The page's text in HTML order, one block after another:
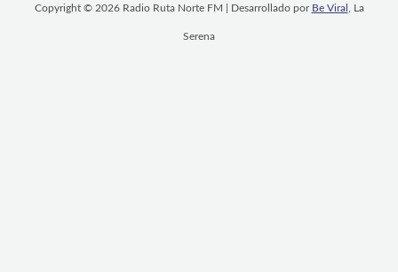
Copyright © 2026 Radio Ruta Norte FM | Desarrollado por Be Viral , La
Serena